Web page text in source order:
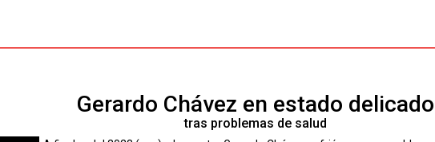
Gerardo Chávez en estado delicado
tras problemas de salud